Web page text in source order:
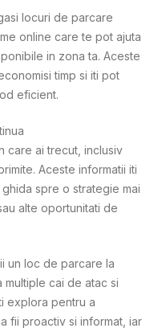
locuri de parcare
online care te pot ajuta
in zona ta. Aceste
timp si iti pot
eficient.
care ai trecut, inclusiv
Aceste informatii iti
spre o strategie mai
alte oportunitati de
un loc de parcare la
multiple cai de atac si
explora pentru a
fii proactiv si informat, iar